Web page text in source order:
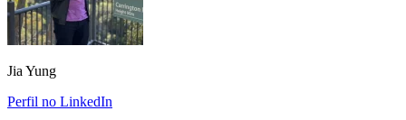
Jia Yung
Perfil no LinkedIn